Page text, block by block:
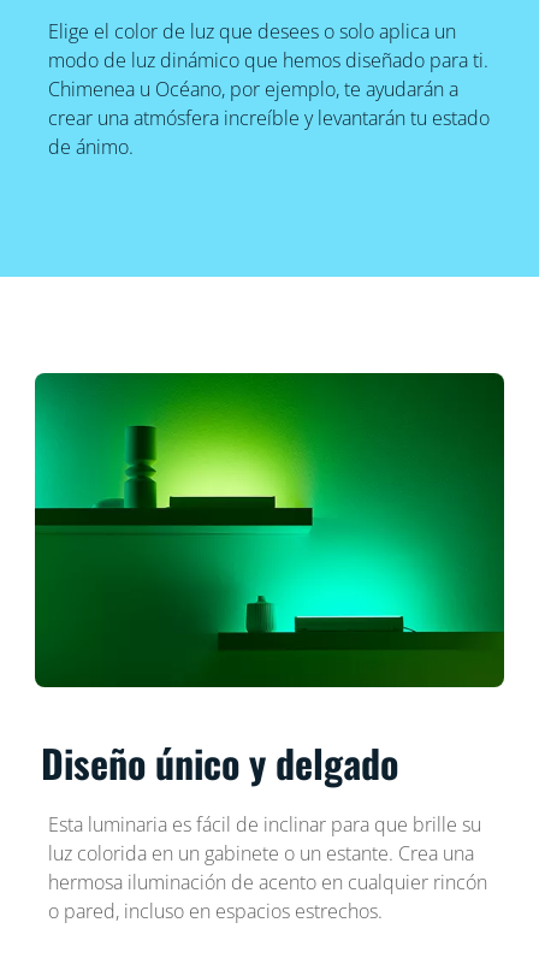
Elige el color de luz que desees o solo aplica un
modo de luz dinámico que hemos diseñado para ti.
Chimenea u Océano, por ejemplo, te ayudarán a
crear una atmósfera increíble y levantarán tu estado
de ánimo.
Diseño único y delgado
Esta luminaria es fácil de inclinar para que brille su
luz colorida en un gabinete o un estante. Crea una
hermosa iluminación de acento en cualquier rincón
o pared, incluso en espacios estrechos.